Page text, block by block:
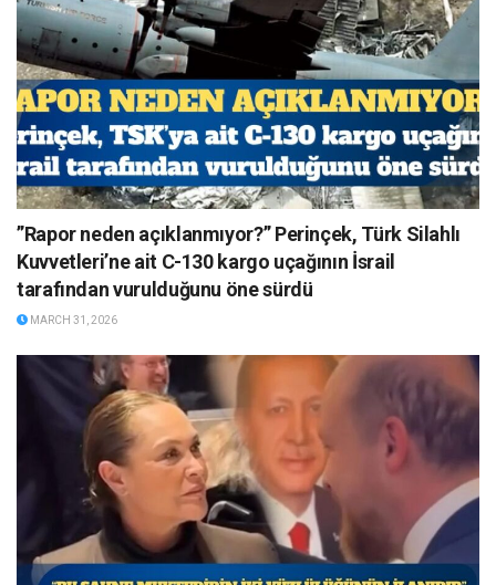
”Rapor neden açıklanmıyor?” Perinçek, Türk Silahlı
Kuvvetleri’ne ait C-130 kargo uçağının İsrail
tarafından vurulduğunu öne sürdü
MARCH 31, 2026